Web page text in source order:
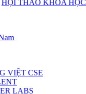
HỘI THẢO KHOA HỌC
VIỆT CSE
LABS